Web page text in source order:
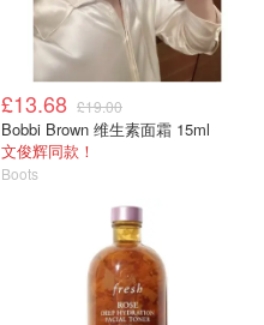
£13.68 £19.00
Bobbi Brown 维生素面霜 15ml
文俊辉同款！
Boots